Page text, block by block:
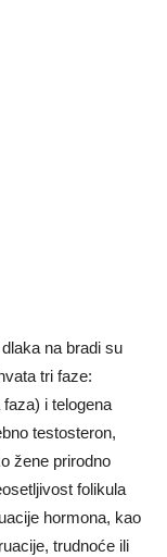
na bradi su
tri faze:
i telogena
testosteron,
žene prirodno
folikula
hormona, kao
trudnoće ili